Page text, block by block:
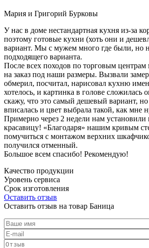
Мария и Григорий Бурковы
У нас в доме нестандартная кухня из-за
поэтому готовые кухни (хоть они и
вариант. Мы с мужем много где были, но
подходящего варианта.
После всех походов по торговым
на заказ под наши размеры. Вызвали
обмерил, посчитал, нарисовал кухню
хотелось, и картинка в голове сложилась
скажу, что это самый дешевый вариант,
вписалась и цвет выбрала такой, как мне
Примерно через 2 недели нам
красавицу! «Благодаря» нашим кривым
помучиться с монтажом верхних
получился отменный.
Большое всем спасибо! Рекомендую!
Качество продукции
Уровень сервиса
Срок изготовления
Оставить отзыв
Оставить отзыв на товар Баница